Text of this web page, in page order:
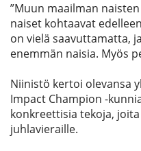
”Muun maailman
naiset kohtaavat
on vielä saavuttamatta,
enemmän naisia. Myös
Niinistö kertoi olevansa
Impact Champion -
konkreettisia tekoja,
juhlavieraille.